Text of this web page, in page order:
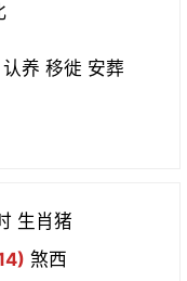
养 移徙 安葬
生肖猪
煞西